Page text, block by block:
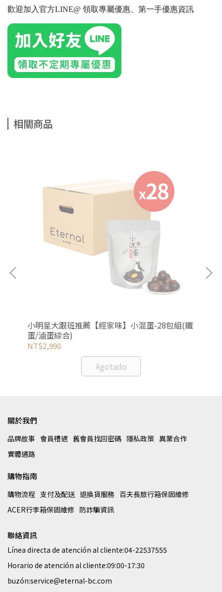
歡迎加入官方LINE@ 領取專屬優惠、第一手優惠資訊
相關商品
小明星大跟班推薦【經家味】小混蛋-28包組(鐵
蛋/滷蛋綜合)
NT$2,990
Agotado
關於我們
品牌故事 會員禮遇 舊會員找回密碼 隱私政策 異業合作
實體通路
購物指南
購物流程 支付及配送 退換貨服務 百夫長旅行箱保固維修
ACER行李箱保固維修 防詐騙資訊
聯絡資訊
Línea directa de atención al cliente:04-22537555
Horario de atención al cliente:09:00-17:30
buzón:service@eternal-bc.com